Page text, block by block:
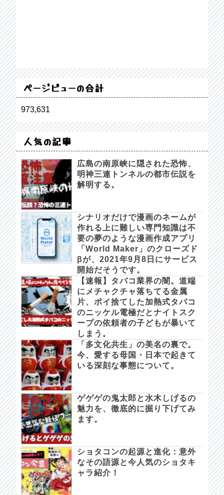
ページビューの合計
973,631
人気の記事
広島の南原峡に隠された恐怖、
明神三連トンネルの都市伝説を
解明する。
シナリオだけで漫画のネームが
作れる上に難しい専門知識は不
要の夢のような漫画作成アプリ
「World Maker」のクローズド
βが、2021年9月8日にサービス
開始だそうです。
【速報】タバコ業界の闇。道端
にメチャクチャ落ちてる金属
片、ポイ捨てした加熱式タバコ
のニッケル電極だとナイトスク
ープの依頼者の子どもが暴いて
しまう。
「多文化共生」の美名の裏で。
今、愛する母国・日本で起きて
いる深刻な事態について。
ゲゲゲの鬼太郎と水木しげるの
魅力を、徹底的に掘り下げてみ
ます。
ショタコンの起源と進化：意外
なその語源と今人気のショタキ
ャラ紹介！